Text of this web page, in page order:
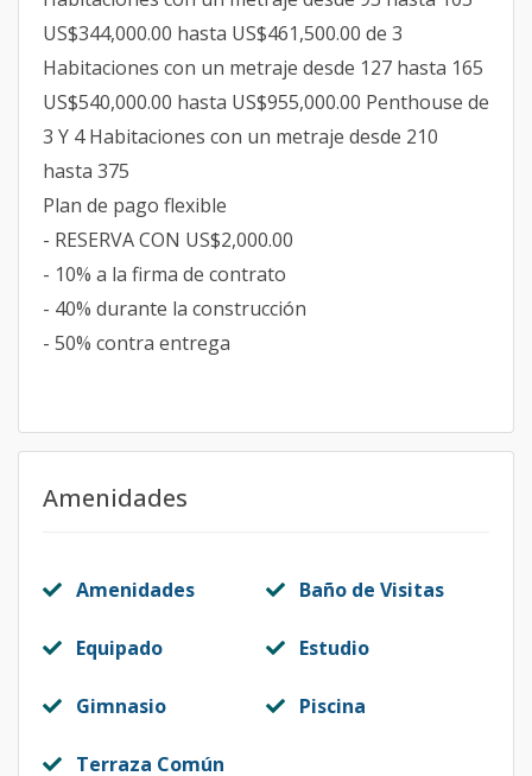
US$344,000.00 hasta US$461,500.00 de 3
Habitaciones con un metraje desde 127 hasta 165
US$540,000.00 hasta US$955,000.00 Penthouse de
3 Y 4 Habitaciones con un metraje desde 210
hasta 375
Plan de pago flexible
- RESERVA CON US$2,000.00
- 10% a la firma de contrato
- 40% durante la construcción
- 50% contra entrega
Amenidades
Amenidades Baño de Visitas
Equipado Estudio
Gimnasio Piscina
Terraza Común